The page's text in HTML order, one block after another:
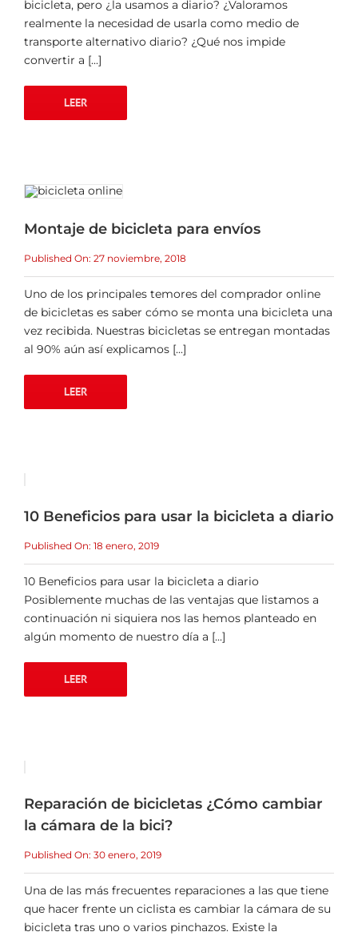
bicicleta, pero ¿la usamos a diario? ¿Valoramos
realmente la necesidad de usarla como medio de
transporte alternativo diario? ¿Qué nos impide
convertir a [...]
LEER
Montaje de bicicleta para envíos
Published On: 27 noviembre, 2018
Uno de los principales temores del comprador online
de bicicletas es saber cómo se monta una bicicleta una
vez recibida. Nuestras bicicletas se entregan montadas
al 90% aún así explicamos [...]
LEER
10 Beneficios para usar la bicicleta a diario
Published On: 18 enero, 2019
10 Beneficios para usar la bicicleta a diario
Posiblemente muchas de las ventajas que listamos a
continuación ni siquiera nos las hemos planteado en
algún momento de nuestro día a [...]
LEER
Reparación de bicicletas ¿Cómo cambiar
la cámara de la bici?
Published On: 30 enero, 2019
Una de las más frecuentes reparaciones a las que tiene
que hacer frente un ciclista es cambiar la cámara de su
bicicleta tras uno o varios pinchazos. Existe la